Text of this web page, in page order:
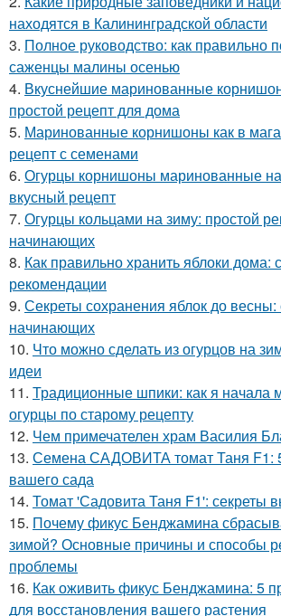
находятся в Калининградской области
3. Полное руководство: как правильно
саженцы малины осенью
4. Вкуснейшие маринованные
простой рецепт для дома
5. Маринованные корнишоны как в
рецепт с семенами
6. Огурцы корнишоны маринованные на
вкусный рецепт
7. Огурцы кольцами на зиму: простой
начинающих
8. Как правильно хранить яблоки дома:
рекомендации
9. Секреты сохранения яблок до весны:
начинающих
10. Что можно сделать из огурцов на
идеи
11. Традиционные шпики: как я начала
огурцы по старому рецепту
12. Чем примечателен храм Василия
13. Семена САДОВИТА томат Таня F1:
вашего сада
14. Томат 'Садовита Таня F1': секреты
15. Почему фикус Бенджамина
зимой? Основные причины и способы
проблемы
16. Как оживить фикус Бенджамина: 5
для восстановления вашего растения